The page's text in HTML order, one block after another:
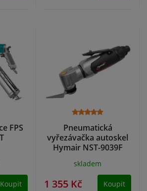
FPS
Koupit
Pneumatická
vyřezávačka autoskel
Hymair NST-9039F
skladem
1 355 Kč Koupit